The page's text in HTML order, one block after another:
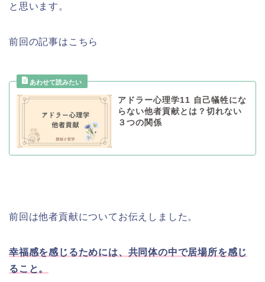
と思います。
前回の記事はこちら
アドラー心理学11 自己犠牲にな
らない他者貢献とは？切れない
３つの関係
前回は他者貢献についてお伝えしました。
幸福感を感じるためには、共同体の中で居場所を感じ
ること。